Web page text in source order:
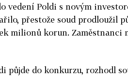
vedení Poldi s novým
přestože soud prodloužil
milionů korun. Zaměstnanci
půjde do konkurzu, rozhodl